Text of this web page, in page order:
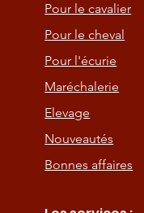
Pour le cavalier
Pour le cheval
Pour l'écurie
Maréchalerie
Elevage
Nouveautés
Bonnes affaires